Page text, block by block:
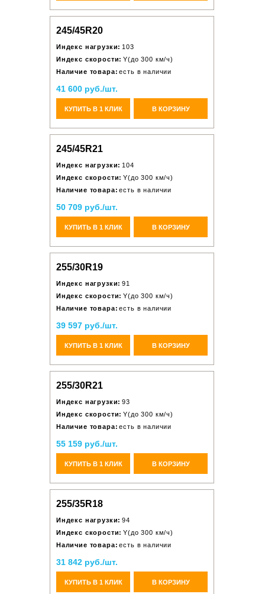
245/45R20
Индекс нагрузки: 103
Индекс скорости: Y(до 300 км/ч)
Наличие товара: есть в наличии
41 600 руб./шт.
КУПИТЬ В 1 КЛИК В КОРЗИНУ
245/45R21
Индекс нагрузки: 104
Индекс скорости: Y(до 300 км/ч)
Наличие товара: есть в наличии
50 709 руб./шт.
КУПИТЬ В 1 КЛИК В КОРЗИНУ
255/30R19
Индекс нагрузки: 91
Индекс скорости: Y(до 300 км/ч)
Наличие товара: есть в наличии
39 597 руб./шт.
КУПИТЬ В 1 КЛИК В КОРЗИНУ
255/30R21
Индекс нагрузки: 93
Индекс скорости: Y(до 300 км/ч)
Наличие товара: есть в наличии
55 159 руб./шт.
КУПИТЬ В 1 КЛИК В КОРЗИНУ
255/35R18
Индекс нагрузки: 94
Индекс скорости: Y(до 300 км/ч)
Наличие товара: есть в наличии
31 842 руб./шт.
КУПИТЬ В 1 КЛИК В КОРЗИНУ